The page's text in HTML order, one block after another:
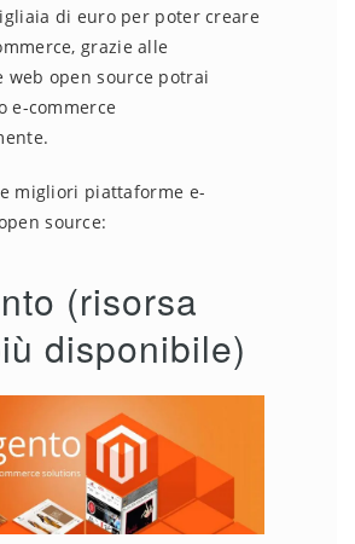
di euro per poter creare
grazie alle
web open source potrai
e-commerce
migliori piattaforme e-
source:
(risorsa
disponibile)